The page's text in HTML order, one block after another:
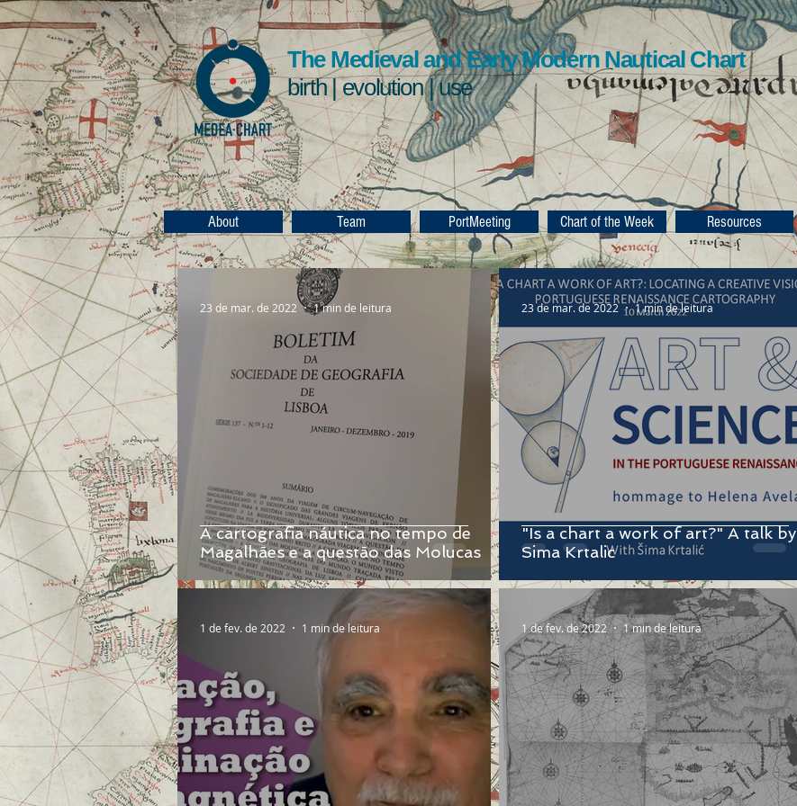
The Medieval and Early Modern Nautical Chart
birth | evolution | use
About Team PortMeeting Chart of the Week Resources
A cartografia náutica no tempo de
Magalhães e a questão das Molucas
23 de mar. de 2022 1 min de leitura
"Is a chart a work of art?" A talk by
Sima Krtalic
23 de mar. de 2022 1 min de leitura
1 de fev. de 2022 1 min de leitura 1 de fev. de 2022 1 min de leitura